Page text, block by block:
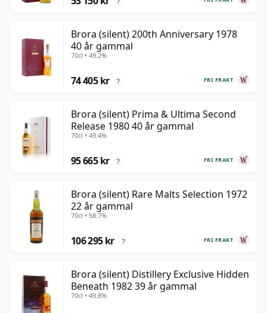
Brora (silent) 200th Anniversary 1978
40 år gammal
70cl • 49.2%
FRI FRAKT
74 405 kr ?
Brora (silent) Prima & Ultima Second
Release 1980 40 år gammal
70cl • 49.4%
FRI FRAKT
95 665 kr ?
Brora (silent) Rare Malts Selection 1972
22 år gammal
70cl • 58.7%
FRI FRAKT
106 295 kr ?
Brora (silent) Distillery Exclusive Hidden
Beneath 1982 39 år gammal
70cl • 49.8%